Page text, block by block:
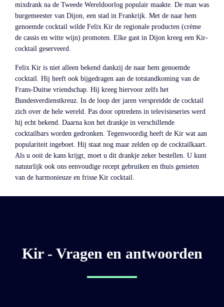
mixdrank na de Tweede Wereldoorlog populair maakte. De man was
burgemeester van Dijon, een stad in Frankrijk. Met de naar hem
genoemde cocktail wilde Felix Kir de regionale producten (crème
de cassis en witte wijn) promoten. Elke gast in Dijon kreeg een Kir-
cocktail geserveerd.
Felix Kir is niet alleen bekend dankzij de naar hem genoemde
cocktail. Hij heeft ook bijgedragen aan de totstandkoming van de
Frans-Duitse vriendschap. Hij kreeg hiervoor zelfs het
Bundesverdienstkreuz. In de loop der jaren verspreidde de cocktail
zich over de hele wereld. Pas door optredens in televisieseries werd
hij echt bekend. Daarna kon het drankje in verschillende
cocktailbars worden gedronken. Tegenwoordig heeft de Kir wat aan
populariteit ingeboet. Hij staat nog maar zelden op de cocktailkaart.
Als u ooit de kans krijgt, moet u dit drankje zeker bestellen. U kunt
natuurlijk ook ons eenvoudige recept gebruiken en thuis genieten
van de harmonieuze en frisse Kir cocktail.
Kir - Vragen en antwoorden